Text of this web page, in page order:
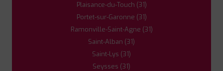
Plaisance-du-Touch (31)
Portet-sur-Garonne (31)
Ramonville-Saint-Agne (31)
Saint-Alban (31)
Saint-Lys (31)
Seysses (31)